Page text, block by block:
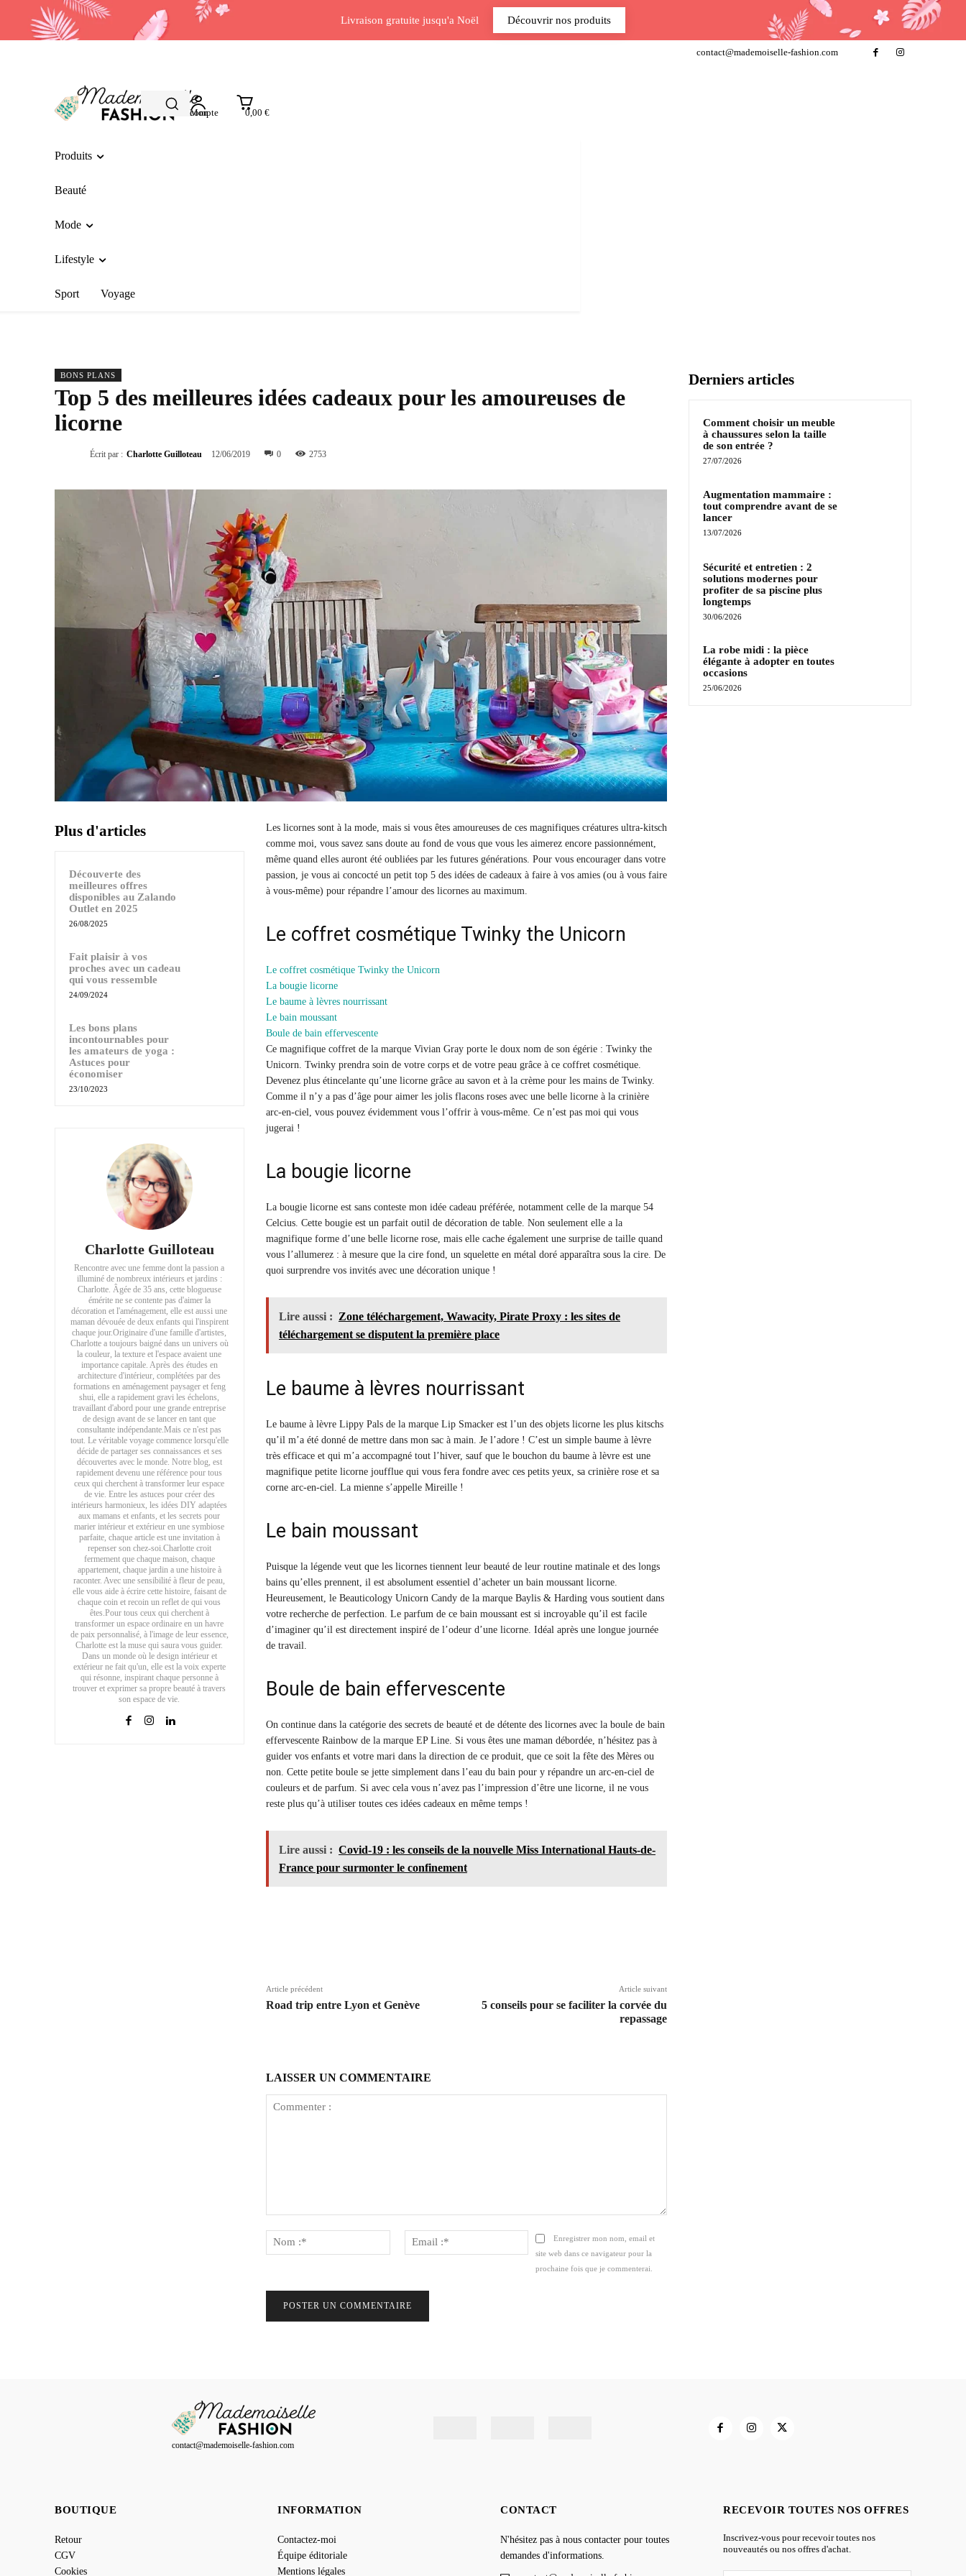
Livraison gratuite jusqu'a Noël Découvrir nos produits
contact@mademoiselle-fashion.com
Mon compte 0,00 €
Produits
Beauté
Mode
Lifestyle
Sport Voyage
BONS PLANS
Top 5 des meilleures idées cadeaux pour les amoureuses de
licorne
Écrit par : Charlotte Guilloteau 12/06/2019 0 2753
Plus d'articles
Découverte des
meilleures offres
disponibles au Zalando
Outlet en 2025
26/08/2025
Fait plaisir à vos
proches avec un cadeau
qui vous ressemble
24/09/2024
Les bons plans
incontournables pour
les amateurs de yoga :
Astuces pour
économiser
23/10/2023
Charlotte Guilloteau
Rencontre avec une femme dont la passion a
illuminé de nombreux intérieurs et jardins :
Charlotte. Âgée de 35 ans, cette blogueuse
émérite ne se contente pas d'aimer la
décoration et l'aménagement, elle est aussi une
maman dévouée de deux enfants qui l'inspirent
chaque jour.Originaire d'une famille d'artistes,
Charlotte a toujours baigné dans un univers où
la couleur, la texture et l'espace avaient une
importance capitale. Après des études en
architecture d'intérieur, complétées par des
formations en aménagement paysager et feng
shui, elle a rapidement gravi les échelons,
travaillant d'abord pour une grande entreprise
de design avant de se lancer en tant que
consultante indépendante.Mais ce n'est pas
tout. Le véritable voyage commence lorsqu'elle
décide de partager ses connaissances et ses
découvertes avec le monde. Notre blog, est
rapidement devenu une référence pour tous
ceux qui cherchent à transformer leur espace
de vie. Entre les astuces pour créer des
intérieurs harmonieux, les idées DIY adaptées
aux mamans et enfants, et les secrets pour
marier intérieur et extérieur en une symbiose
parfaite, chaque article est une invitation à
repenser son chez-soi.Charlotte croit
fermement que chaque maison, chaque
appartement, chaque jardin a une histoire à
raconter. Avec une sensibilité à fleur de peau,
elle vous aide à écrire cette histoire, faisant de
chaque coin et recoin un reflet de qui vous
êtes.Pour tous ceux qui cherchent à
transformer un espace ordinaire en un havre
de paix personnalisé, à l'image de leur essence,
Charlotte est la muse qui saura vous guider.
Dans un monde où le design intérieur et
extérieur ne fait qu'un, elle est la voix experte
qui résonne, inspirant chaque personne à
trouver et exprimer sa propre beauté à travers
son espace de vie.
Les licornes sont à la mode, mais si vous êtes amoureuses de ces magnifiques créatures ultra-kitsch
comme moi, vous savez sans doute au fond de vous que vous les aimerez encore passionnément,
même quand elles auront été oubliées par les futures générations. Pour vous encourager dans votre
passion, je vous ai concocté un petit top 5 des idées de cadeaux à faire à vos amies (ou à vous faire
à vous-même) pour répandre l’amour des licornes au maximum.
Le coffret cosmétique Twinky the Unicorn
Le coffret cosmétique Twinky the Unicorn
La bougie licorne
Le baume à lèvres nourrissant
Le bain moussant
Boule de bain effervescente
Ce magnifique coffret de la marque Vivian Gray porte le doux nom de son égérie : Twinky the
Unicorn. Twinky prendra soin de votre corps et de votre peau grâce à ce coffret cosmétique.
Devenez plus étincelante qu’une licorne grâce au savon et à la crème pour les mains de Twinky.
Comme il n’y a pas d’âge pour aimer les jolis flacons roses avec une belle licorne à la crinière
arc-en-ciel, vous pouvez évidemment vous l’offrir à vous-même. Ce n’est pas moi qui vous
jugerai !
La bougie licorne
La bougie licorne est sans conteste mon idée cadeau préférée, notamment celle de la marque 54
Celcius. Cette bougie est un parfait outil de décoration de table. Non seulement elle a la
magnifique forme d’une belle licorne rose, mais elle cache également une surprise de taille quand
vous l’allumerez : à mesure que la cire fond, un squelette en métal doré apparaîtra sous la cire. De
quoi surprendre vos invités avec une décoration unique !
Lire aussi : Zone téléchargement, Wawacity, Pirate Proxy : les sites de
téléchargement se disputent la première place
Le baume à lèvres nourrissant
Le baume à lèvre Lippy Pals de la marque Lip Smacker est l’un des objets licorne les plus kitschs
qu’il m’a été donné de mettre dans mon sac à main. Je l’adore ! C’est un simple baume à lèvre
très efficace et qui m’a accompagné tout l’hiver, sauf que le bouchon du baume à lèvre est une
magnifique petite licorne joufflue qui vous fera fondre avec ces petits yeux, sa crinière rose et sa
corne arc-en-ciel. La mienne s’appelle Mireille !
Le bain moussant
Puisque la légende veut que les licornes tiennent leur beauté de leur routine matinale et des longs
bains qu’elles prennent, il est absolument essentiel d’acheter un bain moussant licorne.
Heureusement, le Beauticology Unicorn Candy de la marque Baylis & Harding vous soutient dans
votre recherche de perfection. Le parfum de ce bain moussant est si incroyable qu’il est facile
d’imaginer qu’il est directement inspiré de l’odeur d’une licorne. Idéal après une longue journée
de travail.
Boule de bain effervescente
On continue dans la catégorie des secrets de beauté et de détente des licornes avec la boule de bain
effervescente Rainbow de la marque EP Line. Si vous êtes une maman débordée, n’hésitez pas à
guider vos enfants et votre mari dans la direction de ce produit, que ce soit la fête des Mères ou
non. Cette petite boule se jette simplement dans l’eau du bain pour y répandre un arc-en-ciel de
couleurs et de parfum. Si avec cela vous n’avez pas l’impression d’être une licorne, il ne vous
reste plus qu’à utiliser toutes ces idées cadeaux en même temps !
Lire aussi : Covid-19 : les conseils de la nouvelle Miss International Hauts-de-
France pour surmonter le confinement
Article précédent
Road trip entre Lyon et Genève
Article suivant
5 conseils pour se faciliter la corvée du
repassage
LAISSER UN COMMENTAIRE
Nom
:*
Email
:*
Enregistrer mon nom, email et
site web dans ce navigateur pour la
prochaine fois que je commenterai.
Derniers articles
Comment choisir un meuble
à chaussures selon la taille
de son entrée ?
27/07/2026
Augmentation mammaire :
tout comprendre avant de se
lancer
13/07/2026
Sécurité et entretien : 2
solutions modernes pour
profiter de sa piscine plus
longtemps
30/06/2026
La robe midi : la pièce
élégante à adopter en toutes
occasions
25/06/2026
contact@mademoiselle-fashion.com
BOUTIQUE
Retour
CGV
Cookies
INFORMATION
Contactez-moi
Équipe éditoriale
Mentions légales
CONTACT
N'hésitez pas à nous contacter pour toutes
demandes d'informations.
RECEVOIR TOUTES NOS OFFRES
Inscrivez-vous pour recevoir toutes nos
nouveautés ou nos offres d'achat.